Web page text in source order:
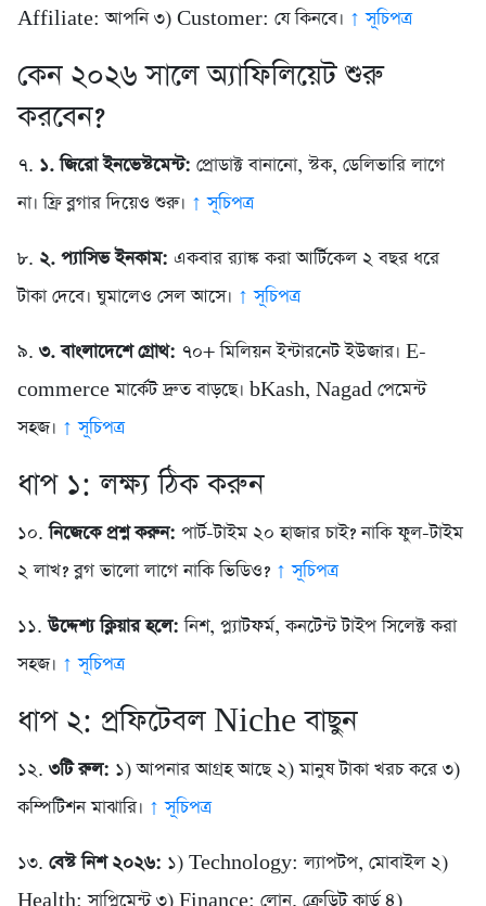
Affiliate: আপনি ৩) Customer: যে কিনবে। ↑ সূচিপত্র
কেন ২০২৬ সালে অ্যাফিলিয়েট শুরু
করবেন?
৭. ১. জিরো ইনভেস্টমেন্ট: প্রোডাক্ট বানানো, স্টক, ডেলিভারি লাগে
না। ফ্রি ব্লগার দিয়েও শুরু। ↑ সূচিপত্র
৮. ২. প্যাসিভ ইনকাম: একবার র‍্যাঙ্ক করা আর্টিকেল ২ বছর ধরে
টাকা দেবে। ঘুমালেও সেল আসে। ↑ সূচিপত্র
৯. ৩. বাংলাদেশে গ্রোথ: ৭০+ মিলিয়ন ইন্টারনেট ইউজার। E-
commerce মার্কেট দ্রুত বাড়ছে। bKash, Nagad পেমেন্ট
সহজ। ↑ সূচিপত্র
ধাপ ১: লক্ষ্য ঠিক করুন
১০.নিজেকে প্রশ্ন করুন: পার্ট-টাইম ২০ হাজার চাই? নাকি ফুল-টাইম
২ লাখ? ব্লগ ভালো লাগে নাকি ভিডিও? ↑ সূচিপত্র
১১.উদ্দেশ্য ক্লিয়ার হলে: নিশ, প্ল্যাটফর্ম, কনটেন্ট টাইপ সিলেক্ট করা
সহজ। ↑ সূচিপত্র
ধাপ ২: প্রফিটেবল Niche বাছুন
১২. ৩টি রুল: ১) আপনার আগ্রহ আছে ২) মানুষ টাকা খরচ করে ৩)
কম্পিটিশন মাঝারি। ↑ সূচিপত্র
১৩. বেস্ট নিশ ২০২৬: ১) Technology: ল্যাপটপ, মোবাইল ২)